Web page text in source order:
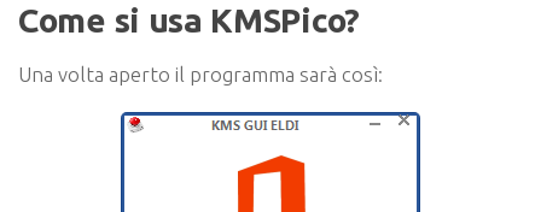
Come si usa KMSPico?
Una volta aperto il programma sarà così: